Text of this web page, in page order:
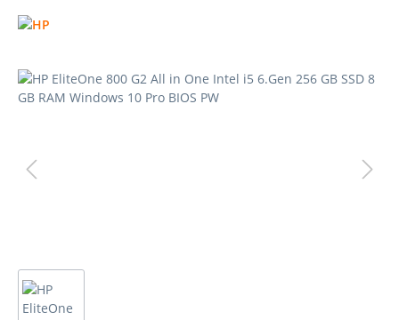
Bildergalerie überspringen